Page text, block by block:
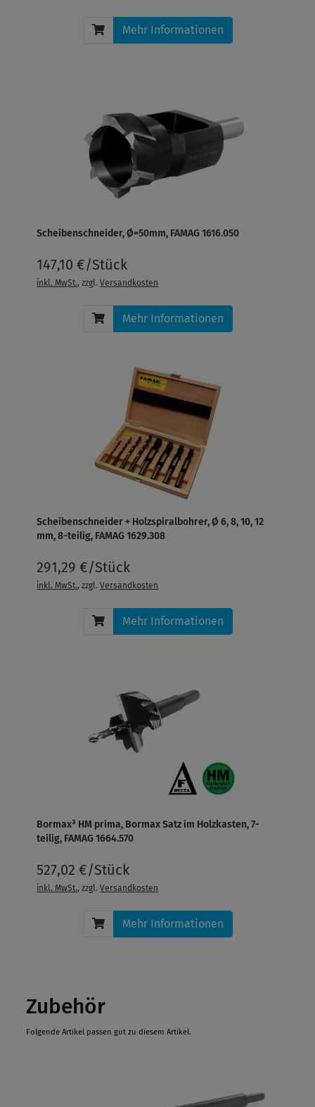
Mehr Informationen
Scheibenschneider, Ø=50mm, FAMAG 1616.050
147,10 €/Stück
inkl. MwSt., zzgl.Versandkosten
Mehr Informationen
Scheibenschneider + Holzspiralbohrer, Ø 6, 8, 10, 12
mm, 8-teilig, FAMAG 1629.308
291,29 €/Stück
inkl. MwSt., zzgl.Versandkosten
Mehr Informationen
Bormax³ HM prima, Bormax Satz im Holzkasten, 7-
teilig, FAMAG 1664.570
527,02 €/Stück
inkl. MwSt., zzgl.Versandkosten
Mehr Informationen
Zubehör
Folgende Artikel passen gut zu diesem Artikel.